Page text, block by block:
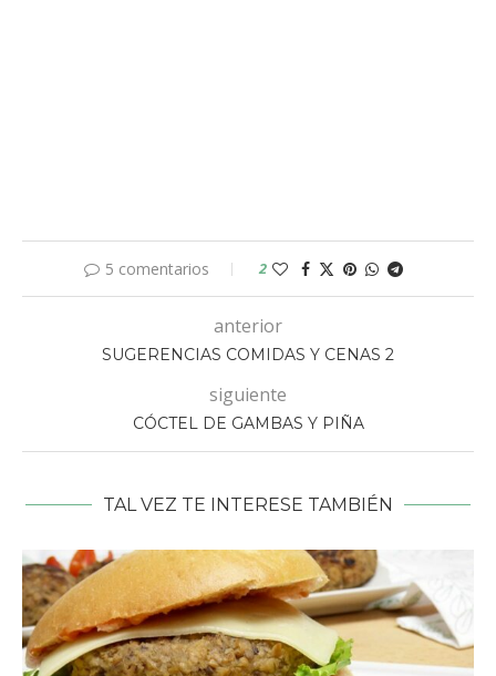
5 comentarios 2
anterior
SUGERENCIAS COMIDAS Y CENAS 2
siguiente
CÓCTEL DE GAMBAS Y PIÑA
TAL VEZ TE INTERESE TAMBIÉN